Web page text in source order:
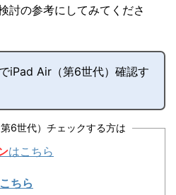
討の参考にしてみてくださ
iPad Air（第6世代）確認す
6世代）チェックする方は
はこちら
ちら